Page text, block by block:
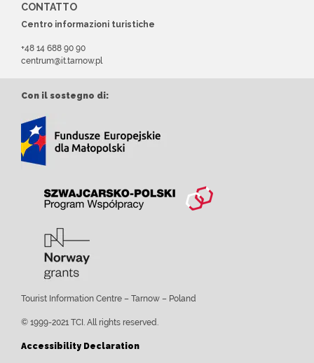
CONTATTO
Centro informazioni turistiche
+48 14 688 90 90
centrum@it.tarnow.pl
Con il sostegno di:
Tourist Information Centre – Tarnow – Poland
© 1999-2021 TCI. All rights reserved.
Accessibility Declaration